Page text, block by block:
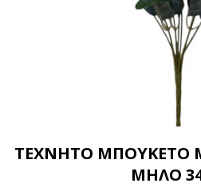
ΤΕΧΝΗΤΟ ΜΠΟΥΚΕΤΟ
ΜΗΛΟ